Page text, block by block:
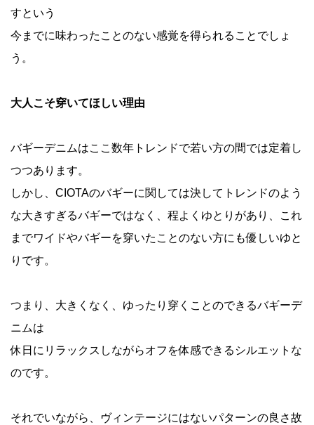
すという
今までに味わったことのない感覚を得られることでしょ
う。
大人こそ穿いてほしい理由
バギーデニムはここ数年トレンドで若い方の間では定着し
つつあります。
しかし、CIOTAのバギーに関しては決してトレンドのよう
な大きすぎるバギーではなく、程よくゆとりがあり、これ
までワイドやバギーを穿いたことのない方にも優しいゆと
りです。
つまり、大きくなく、ゆったり穿くことのできるバギーデ
ニムは
休日にリラックスしながらオフを体感できるシルエットな
のです。
それでいながら、ヴィンテージにはないパターンの良さ故